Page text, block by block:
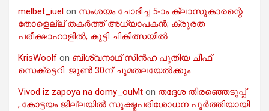
melbet_iuel on സംശയം ചോദിച്ച 5-ാം ക്ലാസുകാരന്റെ
തോളെല്ല് തകർത്ത് അധ്യാപകൻ; ക്രൂരത
പരീക്ഷാഹാളിൽ; കുട്ടി ചികിത്സയിൽ
KrisWoolf on ബിശ്വനാഥ് സിൻഹ പുതിയ ചീഫ്
സെക്രട്ടറി: ജൂൺ 30ന് ചുമതലയേൽക്കും
Vivod iz zapoya na domy_ouMt on തദ്ദേശ തിരഞ്ഞെടുപ്പ്
;.കോട്ടയം ജില്ലയിൽ സൂക്ഷ്മപരിശോധന പൂർത്തിയായി